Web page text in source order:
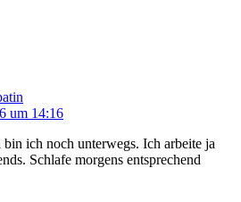
um 14:16
ich noch unterwegs. Ich arbeite ja
Schlafe morgens entsprechend